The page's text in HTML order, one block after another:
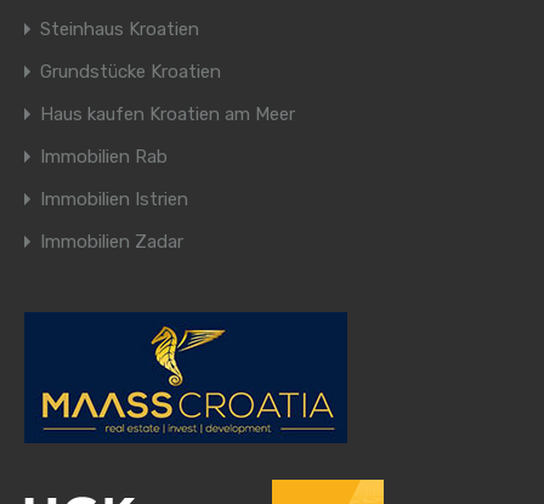
Steinhaus Kroatien
Grundstücke Kroatien
Haus kaufen Kroatien am Meer
Immobilien Rab
Immobilien Istrien
Immobilien Zadar